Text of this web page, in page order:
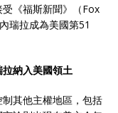
《福斯新聞》（Fox
瑞拉成為美國第51
納入美國領土
其他主權地區，包括